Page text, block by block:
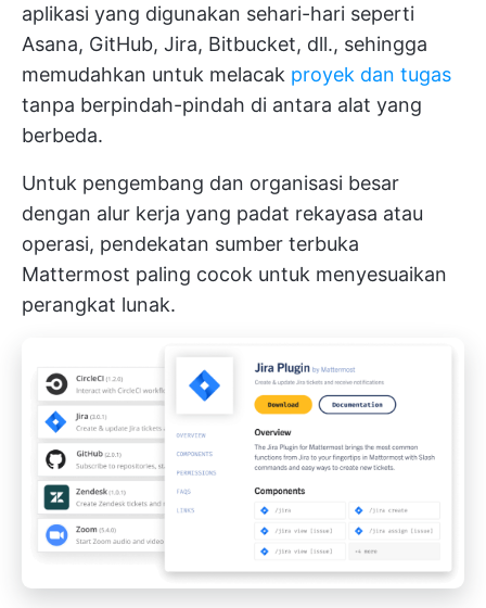
aplikasi yang digunakan sehari-hari seperti
Asana, GitHub, Jira, Bitbucket, dll., sehingga
memudahkan untuk melacak proyek dan tugas
tanpa berpindah-pindah di antara alat yang
berbeda.
Untuk pengembang dan organisasi besar
dengan alur kerja yang padat rekayasa atau
operasi, pendekatan sumber terbuka
Mattermost paling cocok untuk menyesuaikan
perangkat lunak.